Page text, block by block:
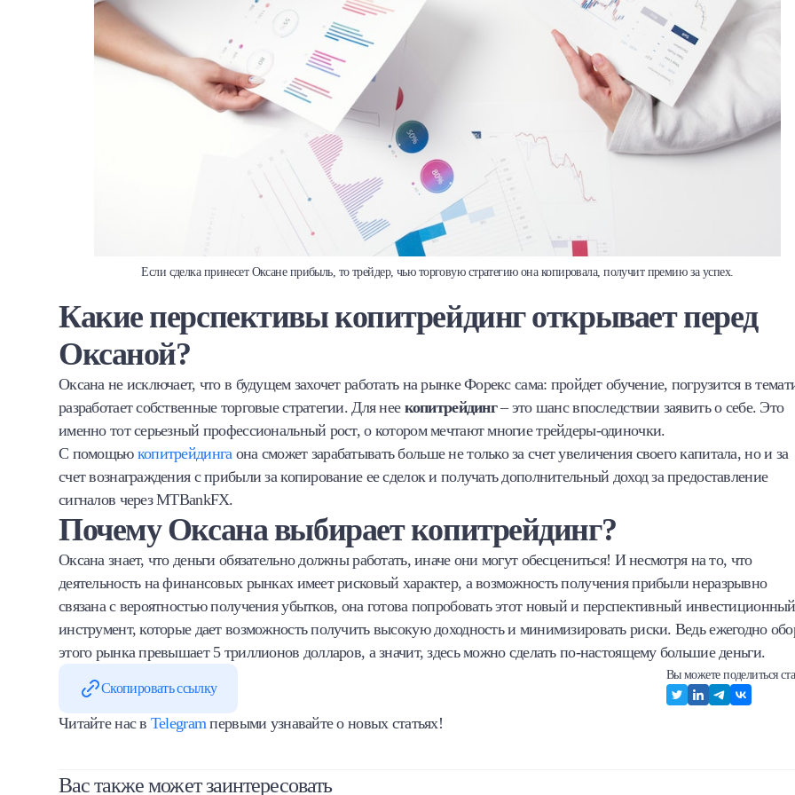
Если сделка принесет Оксане прибыль, то трейдер, чью торговую стратегию она копировала, получит премию за успех.
Какие перспективы копитрейдинг открывает перед
Оксаной?
Оксана не исключает, что в будущем захочет работать на рынке Форекс сама: пройдет обучение, погрузится в
разработает собственные торговые стратегии. Для нее копитрейдинг– это шанс впоследствии заявить о себе. Это
именно тот серьезный профессиональный рост, о котором мечтают многие трейдеры-одиночки.
С помощью копитрейдинга она сможет зарабатывать больше не только за счет увеличения своего капитала, но и за
счет вознаграждения с прибыли за копирование ее сделок и получать дополнительный доход за предоставление
сигналов через MTBankFX.
Почему Оксана выбирает копитрейдинг?
Оксана знает, что деньги обязательно должны работать, иначе они могут обесцениться! И несмотря на то, что
деятельность на финансовых рынках имеет рисковый характер, а возможность получения прибыли неразрывно
связана с вероятностью получения убытков, она готова попробовать этот новый и перспективный инвестиционный
инструмент, которые дает возможность получить высокую доходность и минимизировать риски. Ведь ежегодно
этого рынка превышает 5 триллионов долларов, а значит, здесь можно сделать по-настоящему большие деньги.
Скопировать ссылку
Вы можете поделиться
Читайте нас в Telegram первыми узнавайте о новых статьях!
Вас также может заинтересовать